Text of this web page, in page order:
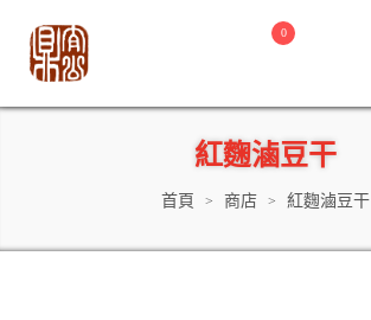
0
紅麴滷豆干
首頁 > 商店 > 紅麴滷豆干